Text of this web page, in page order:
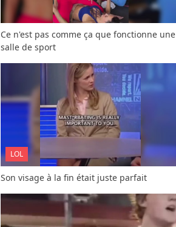
Ce n'est pas comme ça que fonctionne une
salle de sport
LOL
Son visage à la fin était juste parfait